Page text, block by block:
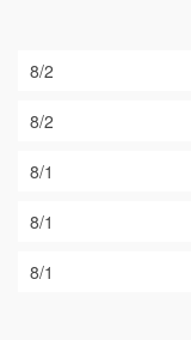
8/2
8/2
8/1
8/1
8/1